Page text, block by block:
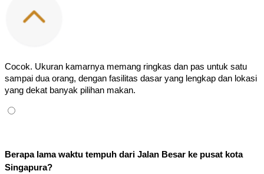
Cocok. Ukuran kamarnya memang ringkas dan pas untuk satu
sampai dua orang, dengan fasilitas dasar yang lengkap dan lokasi
yang dekat banyak pilihan makan.
Berapa lama waktu tempuh dari Jalan Besar ke pusat kota
Singapura?